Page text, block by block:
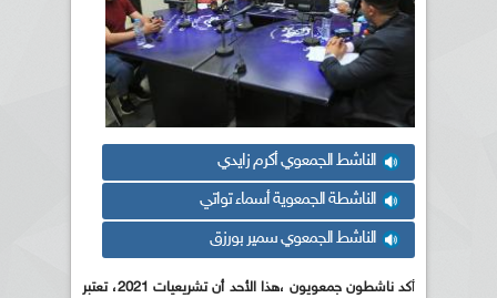
الناشط الجمعوي أكرم زايدي
الناشطة الجمعوية أسماء تواتي
الناشط الجمعوي سمير بورزق
أ
كد ناشطون جمعويون ،هذا الأحد أن تشريعيات 2021، تعتبر